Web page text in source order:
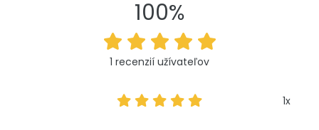
100%
1 recenzií užívateľov
1x